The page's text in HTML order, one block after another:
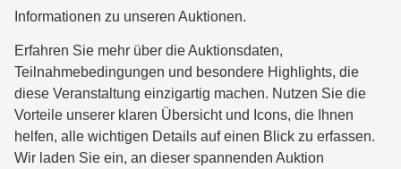
Informationen zu unseren Auktionen.
Erfahren Sie mehr über die Auktionsdaten,
Teilnahmebedingungen und besondere Highlights, die
diese Veranstaltung einzigartig machen. Nutzen Sie die
Vorteile unserer klaren Übersicht und Icons, die Ihnen
helfen, alle wichtigen Details auf einen Blick zu erfassen.
Wir laden Sie ein, an dieser spannenden Auktion